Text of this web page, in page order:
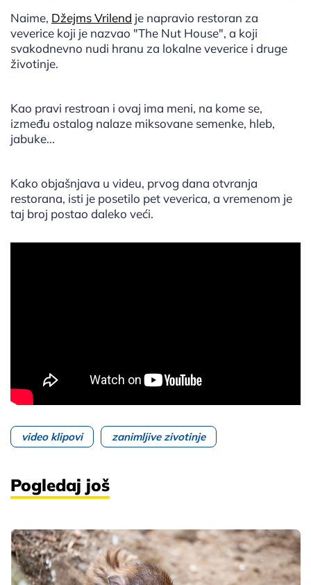
Naime, Džejms Vrilend je napravio restoran za
veverice koji je nazvao "The Nut House", a koji
svakodnevno nudi hranu za lokalne veverice i druge
životinje.
Kao pravi restroan i ovaj ima meni, na kome se,
između ostalog nalaze miksovane semenke, hleb,
jabuke...
Kako objašnjava u videu, prvog dana otvranja
restorana, isti je posetilo pet veverica, a vremenom je
taj broj postao daleko veći.
video klipovi zanimljive zivotinje
Pogledaj još